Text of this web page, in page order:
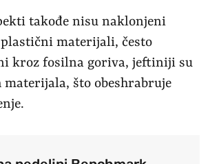
takođe nisu naklonjeni
materijali, često
kroz fosilna goriva, jeftiniji su
što obeshrabruje